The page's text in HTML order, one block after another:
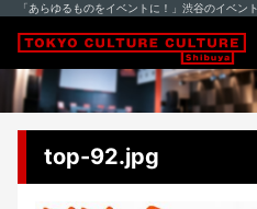
「あらゆるものをイベントに！」渋谷のイベン
top-92.jpg